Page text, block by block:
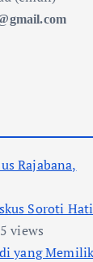
Rajabana,
Soroti Hati
views
yang